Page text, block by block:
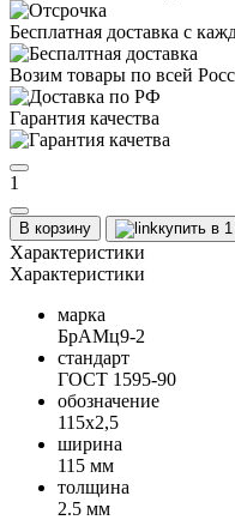
Бесплатная доставка с
Возим товары по всей
Гарантия качества
1
В корзину купить в
Характеристики
Характеристики
марка
БрАМц9-2
стандарт
ГОСТ 1595-90
обозначение
115х2,5
ширина
115 мм
толщина
2.5 мм